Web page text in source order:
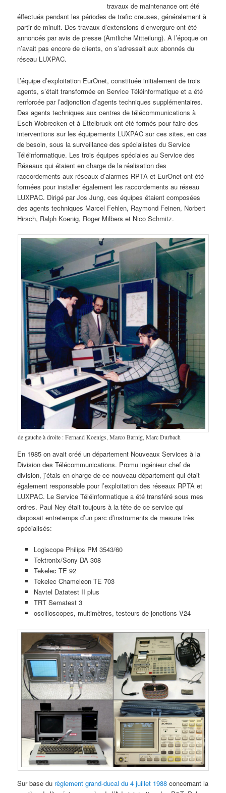
travaux de maintenance ont été
éffectués pendant les périodes de trafic creuses, généralement à
partir de minuit. Des travaux d’extensions d’envergure ont été
annoncés par avis de presse (Amtliche Mitteilung). A l’époque on
n’avait pas encore de clients, on s’adressait aux abonnés du
réseau LUXPAC.
L’équipe d’exploitation EurOnet, constituée initialement de trois
agents, s’était transformée en Service Téléinformatique et a été
renforcée par l’adjonction d’agents techniques supplémentaires.
Des agents techniques aux centres de télécommunications à
Esch-Wobrecken et à Ettelbruck ont été formés pour faire des
interventions sur les équipements LUXPAC sur ces sites, en cas
de besoin, sous la surveillance des spécialistes du Service
Téléinformatique. Les trois équipes spéciales au Service des
Réseaux qui étaient en charge de la réalisation des
raccordements aux réseaux d’alarmes RPTA et EurOnet ont été
formées pour installer également les raccordements au réseau
LUXPAC. Dirigé par Jos Jung, ces équipes étaient composées
des agents techniques Marcel Fehlen, Raymond Feinen, Norbert
Hirsch, Ralph Koenig, Roger Milbers et Nico Schmitz.
de gauche à droite : Fernand Koenigs, Marco Barnig, Marc Durbach
En 1985 on avait créé un département Nouveaux Services à la
Division des Télécommunications. Promu ingénieur chef de
division, j’étais en charge de ce nouveau département qui était
également responsable pour l’exploitation des réseaux RPTA et
LUXPAC. Le Service Téléinformatique a été transféré sous mes
ordres. Paul Ney était toujours à la tête de ce service qui
disposait entretemps d’un parc d’instruments de mesure très
spécialisés:
Logiscope Philips PM 3543/60
Tektronix/Sony DA 308
Tekelec TE 92
Tekelec Chameleon TE 703
Navtel Datatest II plus
TRT Sematest 3
oscilloscopes, multimètres, testeurs de jonctions V24
Sur base du règlement grand-ducal du 4 juillet 1988 concernant la